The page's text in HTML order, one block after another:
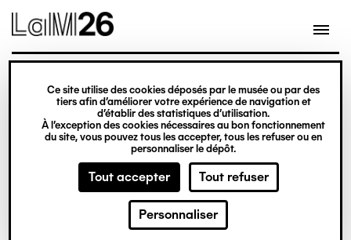
Gestion des cookies
Ce site utilise des cookies déposés par le musée ou par des
tiers afin d’améliorer votre expérience de navigation et
d’établir des statistiques d’utilisation.
À l’exception des cookies nécessaires au bon fonctionnement
du site, vous pouvez tous les accepter, tous les refuser ou en
personnaliser le dépôt.
Tout accepter Tout refuser
Personnaliser
contenu